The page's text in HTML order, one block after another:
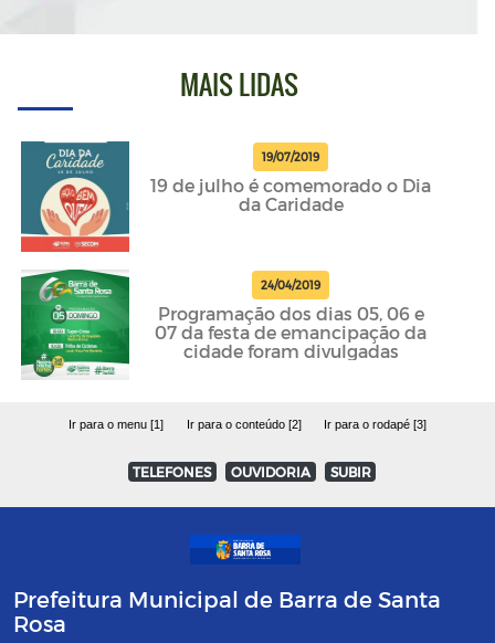
MAIS LIDAS
19/07/2019
19 de julho é comemorado o Dia
da Caridade
24/04/2019
Programação dos dias 05, 06 e
07 da festa de emancipação da
cidade foram divulgadas
Ir para o menu [1] Ir para o conteúdo [2] Ir para o rodapé [3]
TELEFONES OUVIDORIA SUBIR
Prefeitura Municipal de Barra de Santa
Rosa